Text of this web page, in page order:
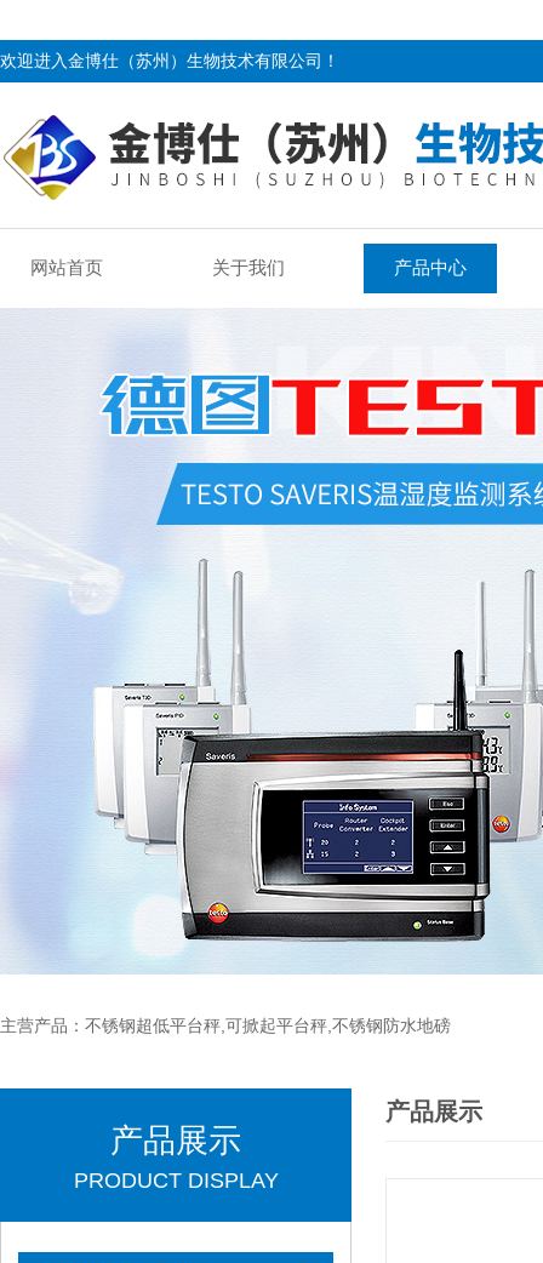
欢迎进入金博仕（苏州）生物技术有限公司！
网站首页 关于我们 产品中心
主营产品：不锈钢超低平台秤,可掀起平台秤,不锈钢防水地磅
产品展示
PRODUCT DISPLAY
产品展示